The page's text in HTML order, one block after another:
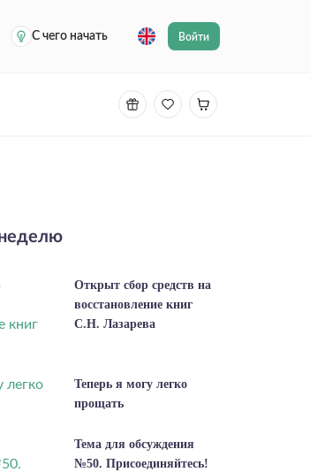
С чего начать
Войти
Открыт сбор средств на
восстановление книг
С.Н. Лазарева
Теперь я могу легко
прощать
Тема для обсуждения
№50. Присоединяйтесь!